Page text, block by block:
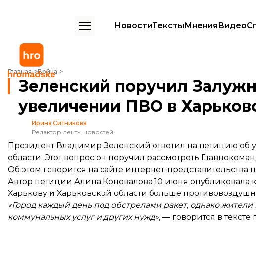
НовостиТекстыМненияВидео
Главная Война
Зеленский поручил Залужному рассмотреть петицию об увеличении ПВО в
Зеленский поручил
увеличении ПВО в
Ирина Ситникова
Редактор ленты новостей
Президент Владимир Зеленский ответил на петицию об
области. Этот вопрос он поручил рассмотреть
Об этом говорится на сайте интернет-представительства
Автор петиции Алина Коновалова 10 июня опубликовала
Харькову и Харьковской области больше
«Город каждый день под обстрелами ракет, однако
коммунальных услуг и других нужд», — говорится в тексте